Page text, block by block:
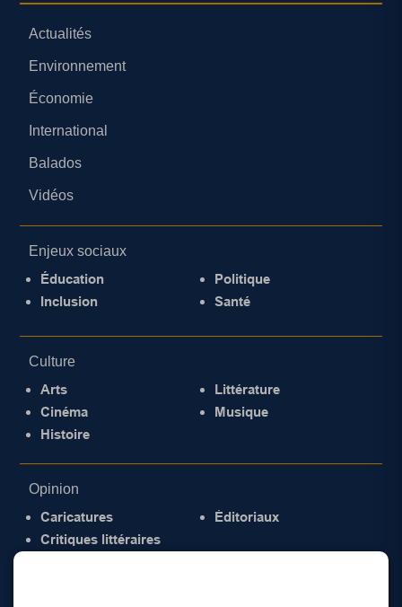
Actualités
Environnement
Économie
International
Balados
Vidéos
Enjeux sociaux
Éducation
Inclusion
Politique
Santé
Culture
Arts
Cinéma
Histoire
Littérature
Musique
Opinion
Caricatures
Critiques littéraires
Éditoriaux